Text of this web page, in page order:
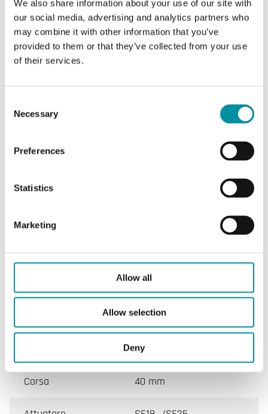
We also share information about your use of our site with
our social media, advertising and analytics partners who
may combine it with other information that you’ve
provided to them or that they’ve collected from your use
of their services.
Selection
Necessary
Preferences
Statistics
Marketing
Allow all
Allow selection
Deny
INDUSTRIETECHNIK
LG-VXF42d
Adattatori per utilizzare gli attuatori Industrietechnik con valvole di altri
Caratteristiche di LG-VXF42d
VXF42 (from 2015-10)
100 - 150 mm
Corsa 40 mm